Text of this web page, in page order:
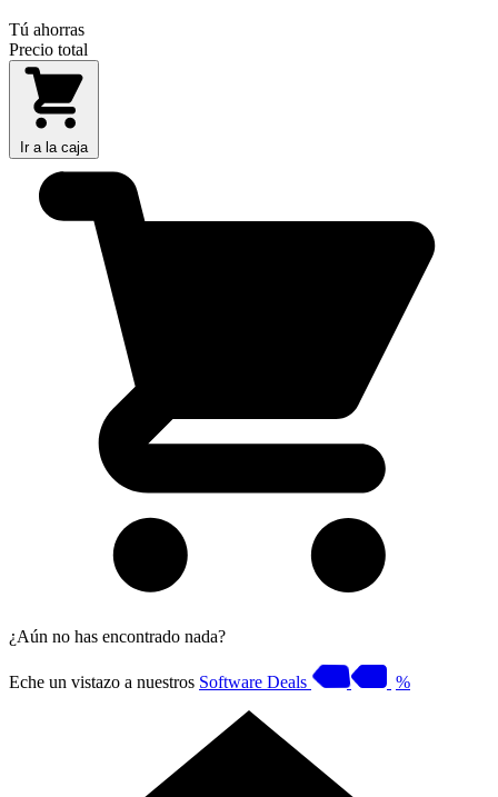
Tú ahorras
Precio total
Ir a la caja
¿Aún no has encontrado nada?
Eche un vistazo a nuestros Software Deals %